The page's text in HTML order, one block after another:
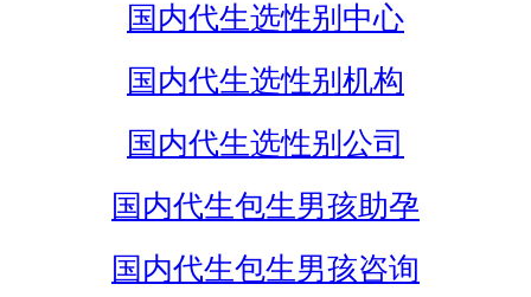
国内代生选性别中心
国内代生选性别机构
国内代生选性别公司
国内代生包生男孩助孕
国内代生包生男孩咨询